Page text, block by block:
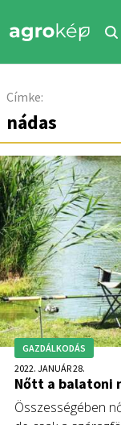
Címke:
nádas
GAZDÁLKODÁS
2022. JANUÁR 28.
Nőtt a balatoni
Összességében